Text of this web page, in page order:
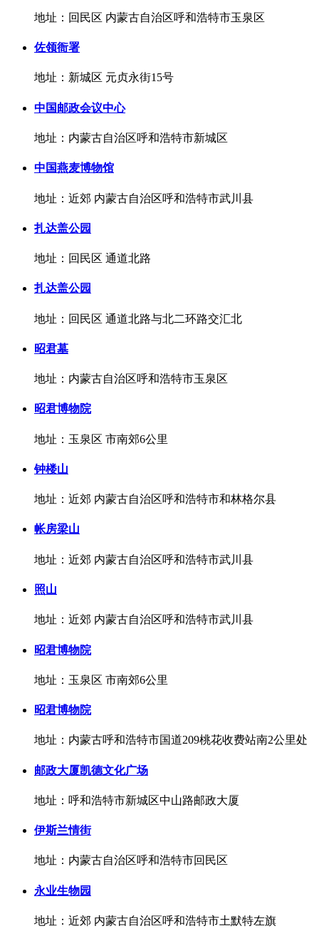
地址：回民区 内蒙古自治区呼和浩特市玉泉区
佐领衙署
地址：新城区 元贞永街15号
中国邮政会议中心
地址：内蒙古自治区呼和浩特市新城区
中国燕麦博物馆
地址：近郊 内蒙古自治区呼和浩特市武川县
扎达盖公园
地址：回民区 通道北路
扎达盖公园
地址：回民区 通道北路与北二环路交汇北
昭君墓
地址：内蒙古自治区呼和浩特市玉泉区
昭君博物院
地址：玉泉区 市南郊6公里
钟楼山
地址：近郊 内蒙古自治区呼和浩特市和林格尔县
帐房梁山
地址：近郊 内蒙古自治区呼和浩特市武川县
照山
地址：近郊 内蒙古自治区呼和浩特市武川县
昭君博物院
地址：玉泉区 市南郊6公里
昭君博物院
地址：内蒙古呼和浩特市国道209桃花收费站南2公里处
邮政大厦凯德文化广场
地址：呼和浩特市新城区中山路邮政大厦
伊斯兰情街
地址：内蒙古自治区呼和浩特市回民区
永业生物园
地址：近郊 内蒙古自治区呼和浩特市土默特左旗